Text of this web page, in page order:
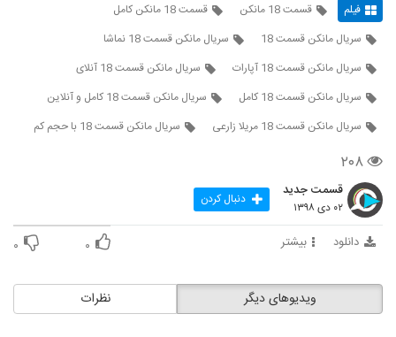
فیلم قسمت 18 مانکن
قسمت 18 مانکن کامل
سریال مانکن قسمت 18
سریال مانکن قسمت 18 نماشا
سریال مانکن قسمت 18 آپارات
سریال مانکن قسمت 18 آنلای
سریال مانکن قسمت 18 کامل
سریال مانکن قسمت 18 کامل و آنلاین
سریال مانکن قسمت 18 مریلا زارعی
سریال مانکن قسمت 18 با حجم کم
۲۰۸
قسمت جدید
۰۲ دی ۱۳۹۸ دنبال کردن
دانلود بیشتر ۰ ۰
نظرات ویدیوهای دیگر